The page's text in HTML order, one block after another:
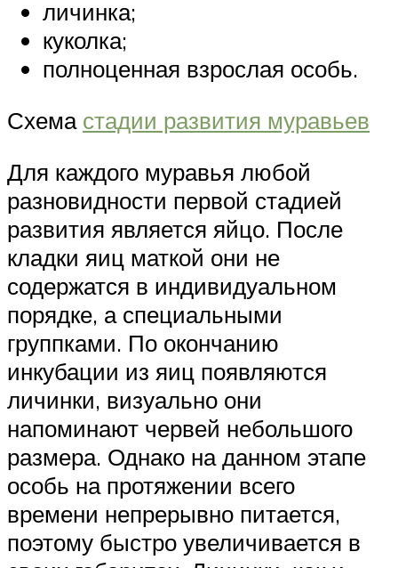
личинка;
куколка;
полноценная взрослая особь.
Схема стадии развития муравьев
Для каждого муравья любой
разновидности первой стадией
развития является яйцо. После
кладки яиц маткой они не
содержатся в индивидуальном
порядке, а специальными
группками. По окончанию
инкубации из яиц появляются
личинки, визуально они
напоминают червей небольшого
размера. Однако на данном этапе
особь на протяжении всего
времени непрерывно питается,
поэтому быстро увеличивается в